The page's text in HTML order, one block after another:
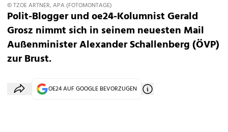
© TZOE ARTNER, APA (FOTOMONTAGE)
Polit-Blogger und oe24-Kolumnist Gerald
Grosz nimmt sich in seinem neuesten Mail
Außenminister Alexander Schallenberg (ÖVP)
zur Brust.
OE24 AUF GOOGLE BEVORZUGEN